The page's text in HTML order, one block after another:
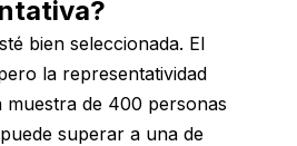
bien seleccionada. El
la representatividad
muestra de 400 personas
superar a una de